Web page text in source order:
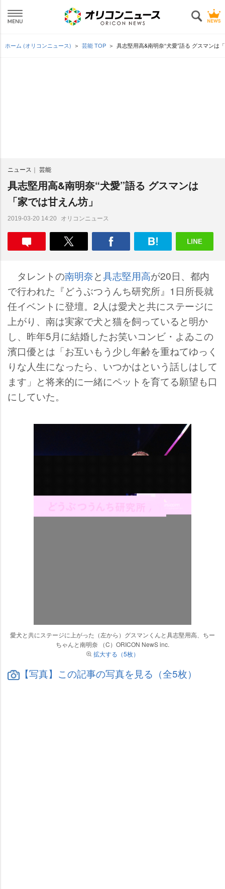
ホーム (オリコンニュース) 芸能 TOP 具志堅用高&南明奈“犬愛”語る グスマンは
ニュース 芸能
具志堅用高&南明奈“犬愛”語る グスマンは
「家では甘えん坊」
2019-03-20 14:20 オリコンニュース
タレントの南明奈と具志堅用高が20日、都内
で行われた『どうぶつうんち研究所』1日所長就
任イベントに登壇。2人は愛犬と共にステージに
上がり、南は実家で犬と猫を飼っていると明か
し、昨年5月に結婚したお笑いコンビ・よゐこの
濱口優とは「お互いもう少し年齢を重ねてゆっく
りな人生になったら、いつかはという話しはして
ます」と将来的に一緒にペットを育てる願望も口
にしていた。
愛犬と共にステージに上がった（左から）グスマンくんと具志堅用高、ちー
ちゃんと南明奈 （C）ORICON NewS inc.
拡大する（5枚）
【写真】この記事の写真を見る（全5枚）